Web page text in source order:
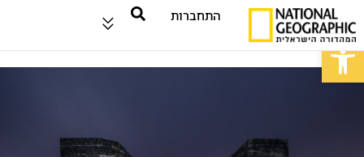
פתח סרגל נגישות
התחברות